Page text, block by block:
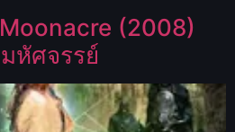
(2008)
หัศจรรย์